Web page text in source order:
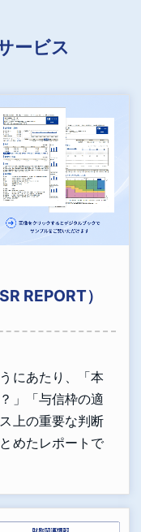
ービス
REPORT）
にあたり、「本
」「与信枠の適
上の重要な判断
めたレポートで